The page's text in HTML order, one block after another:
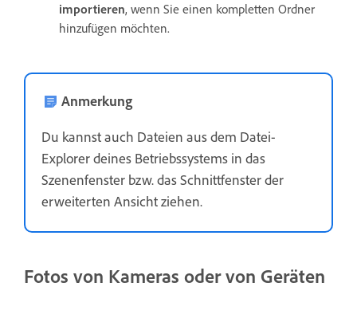
importieren, wenn Sie einen kompletten Ordner
hinzufügen möchten.
Anmerkung
Du kannst auch Dateien aus dem Datei-
Explorer deines Betriebssystems in das
Szenenfenster bzw. das Schnittfenster der
erweiterten Ansicht ziehen.
Fotos von Kameras oder von Geräten